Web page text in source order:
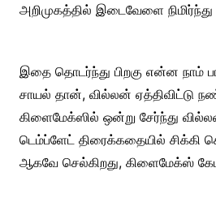
அறிமுகத்தில் இடைவேளை நிமிர்ந்து
இதை தொடர்ந்து பிறகு என்ன நாம்
சாயல் தான், வில்லன் ஏத்திவிட்டு
கிளைமேக்ஸில் ஒன்று சேர்ந்து
டெம்ப்ளேட் திரைக்கதையில்
ஆகவே செல்கிறது, கிளைமேக்ஸ்